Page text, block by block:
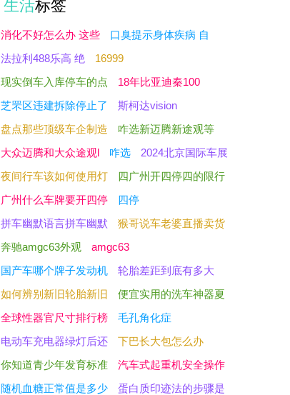
生活标签
消化不好怎么办 这些
口臭提示身体疾病 自
法拉利488乐高 绝
16999
现实倒车入库停车的点
18年比亚迪秦100
芝罘区违建拆除停止了
斯柯达vision
盘点那些顶级车企制造
咋选新迈腾新途观等
大众迈腾和大众途观l
咋选
2024北京国际车展
夜间行车该如何使用灯
四广州开四停四的限行
广州什么车牌要开四停
四停
拼车幽默语言拼车幽默
猴哥说车老婆直播卖货
奔驰amgc63外观
amgc63
国产车哪个牌子发动机
轮胎差距到底有多大
如何辨别新旧轮胎新旧
便宜实用的洗车神器夏
全球性器官尺寸排行榜
毛孔角化症
电动车充电器绿灯后还
下巴长大包怎么办
你知道青少年发育标准
汽车式起重机安全操作
随机血糖正常值是多少
蛋白质印迹法的步骤是